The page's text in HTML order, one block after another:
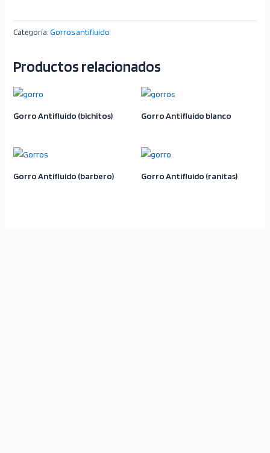
Categoría:Gorros antifluido
Productos relacionados
Gorro Antifluido (bichitos) Gorro Antifluido blanco
Gorro Antifluido (barbero) Gorro Antifluido (ranitas)